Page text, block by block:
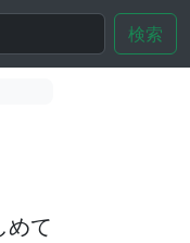
検索
めて